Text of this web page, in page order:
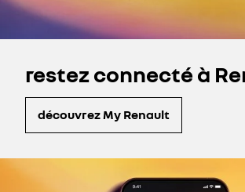
restez connecté à
découvrez My Renault